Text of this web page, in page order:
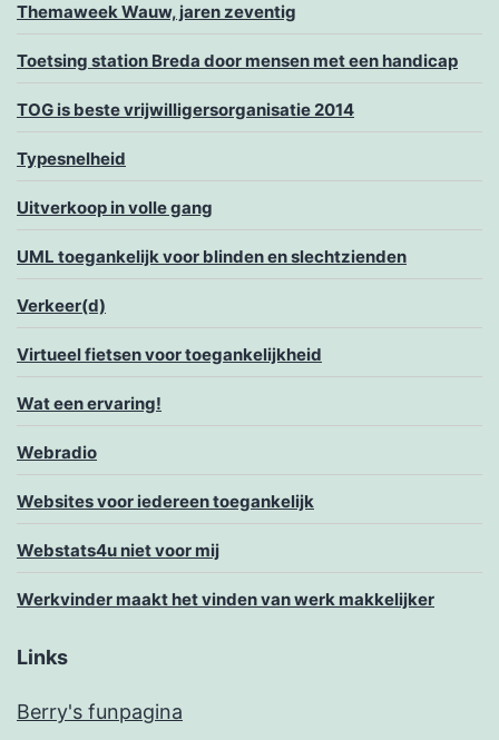
Themaweek Wauw, jaren zeventig
Toetsing station Breda door mensen met een handicap
TOG is beste vrijwilligersorganisatie 2014
Typesnelheid
Uitverkoop in volle gang
UML toegankelijk voor blinden en slechtzienden
Verkeer(d)
Virtueel fietsen voor toegankelijkheid
Wat een ervaring!
Webradio
Websites voor iedereen toegankelijk
Webstats4u niet voor mij
Werkvinder maakt het vinden van werk makkelijker
Links
Berry's funpagina